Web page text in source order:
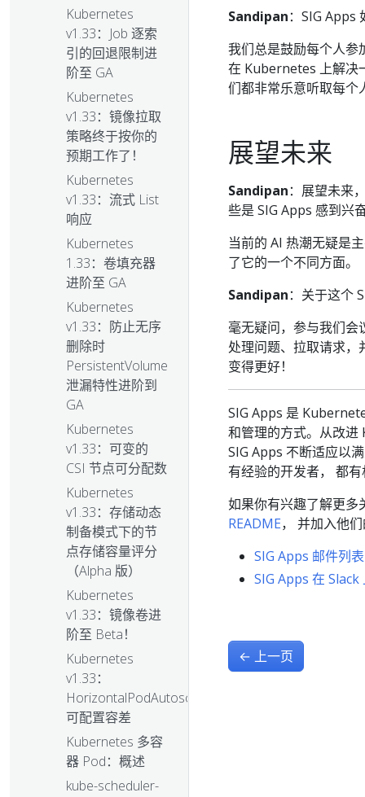
Kubernetes
v1.33：Job 逐索
引的回退限制进
阶至 GA
Kubernetes
v1.33：镜像拉取
策略终于按你的
预期工作了！
Kubernetes
v1.33：流式 List
响应
Kubernetes
1.33：卷填充器
进阶至 GA
Kubernetes
v1.33：防止无序
删除时
PersistentVolume
泄漏特性进阶到
GA
Kubernetes
v1.33：可变的
CSI 节点可分配数
Kubernetes
v1.33：存储动态
制备模式下的节
点存储容量评分
（Alpha 版）
Kubernetes
v1.33：镜像卷进
阶至 Beta！
Kubernetes
v1.33：
HorizontalPodAutoscaler
可配置容差
Kubernetes 多容
器 Pod：概述
kube-scheduler-
Sandipan：SIG Apps
我们总是鼓励每个人参
在 Kubernetes 上解决
们都非常乐意听取每个
展望未来
Sandipan：展望未来
些是 SIG Apps 感到兴
当前的 AI 热潮无疑是
了它的一个不同方面。
Sandipan：关于这个
毫无疑问，参与我们会
处理问题、拉取请求
变得更好！
SIG Apps 是
和管理的方式。从改
SIG Apps 不断适应以
有经验的开发者， 都
如果你有兴趣了解更多
README， 并加入他
SIG Apps 邮件列表
SIG Apps 在 Slack
← 上一页